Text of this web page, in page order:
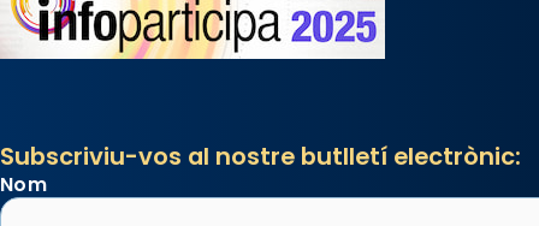
Photo
View on Facebook
2 weeks ago
Memòria de les santes Juliana i
Subscriviu-vos al nostre butlletí electrònic:
Nom